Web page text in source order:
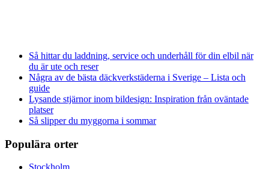
Så hittar du laddning, service och underhåll för din elbil när
du är ute och reser
Några av de bästa däckverkstäderna i Sverige – Lista och
guide
Lysande stjärnor inom bildesign: Inspiration från oväntade
platser
Så slipper du myggorna i sommar
Populära orter